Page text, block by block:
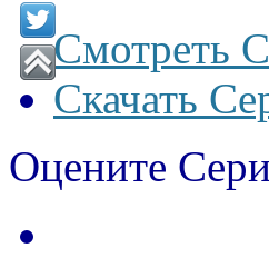
Смотреть
Скачать
Оцените